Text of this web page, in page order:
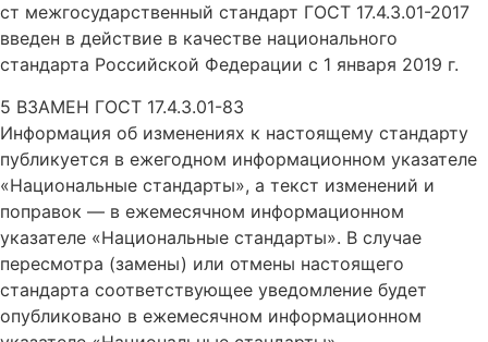
ст межгосударственный стандарт ГОСТ 17.4.3.01-2017
введен в действие в качестве национального
стандарта Российской Федерации с 1 января 2019 г.
5 ВЗАМЕН ГОСТ 17.4.3.01-83
Информация об изменениях к настоящему стандарту
публикуется в ежегодном информационном указателе
«Национальные стандарты», а текст изменений и
поправок — в ежемесячном информационном
указателе «Национальные стандарты». В случае
пересмотра (замены) или отмены настоящего
стандарта соответствующее уведомление будет
опубликовано в ежемесячном информационном